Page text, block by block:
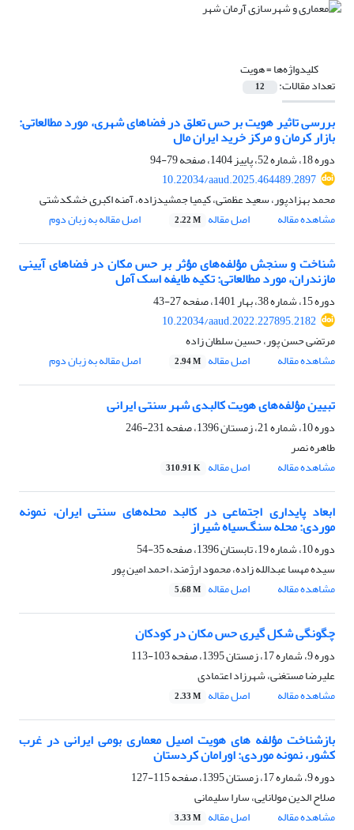
کلیدواژه‌ها =هویت
تعداد مقالات: 12
بررسی تاثیر هویت بر حس تعلق در فضاهای شهری، مورد مطالعاتی:
بازار کرمان و مرکز خرید ایران مال
دوره 18، شماره 52، پاییز 1404، صفحه
79-94
10.22034/aaud.2025.464489.2897
محمد بهزادپور، سعید عظمتی، کیمیا جمشیدزاده، آمنه اکبری خشکدشتی
مشاهده مقاله
اصل مقاله 2.22 M اصل مقاله به زبان دوم
شناخت و سنجش مؤلفه‌های مؤثر بر حس مکان در فضاهای آیینی
مازندران، مورد مطالعاتی: تکیه طایفه اسک آمل
دوره 15، شماره 38، بهار 1401، صفحه
27-43
10.22034/aaud.2022.227895.2182
مرتضی حسن پور، حسین سلطان زاده
مشاهده مقاله
اصل مقاله 2.94 M اصل مقاله به زبان دوم
تبیین مؤلفه‌های هویت کالبدی شهر سنتی ایرانی
دوره 10، شماره 21، زمستان 1396، صفحه
231-246
طاهره نصر
مشاهده مقاله
اصل مقاله 310.91 K
ابعاد پایداری اجتماعی در کالبد محله‌های سنتی ایران، نمونه
موردی: محله سنگ‌سیاه شیراز
دوره 10، شماره 19، تابستان 1396، صفحه
35-54
سیده مهسا عبدالله زاده، محمود ارژمند، احمد امین پور
مشاهده مقاله
اصل مقاله 5.68 M
چگونگی شکل گیری حس مکان در کودکان
دوره 9، شماره 17، زمستان 1395، صفحه
103-113
علیرضا مستغنی، شهرزاد اعتمادی
مشاهده مقاله
اصل مقاله 2.33 M
بازشناخت مؤلفه های هویت اصیل معماری بومی ایرانی در غرب
کشور، نمونه موردی: اورامان کردستان
دوره 9، شماره 17، زمستان 1395، صفحه
115-127
صلاح الدین مولانایی، سارا سلیمانی
مشاهده مقاله
اصل مقاله 3.33 M